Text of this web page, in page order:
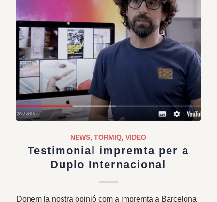
NEWS,TORMIQ,VIDEO
Testimonial impremta per a
Duplo Internacional
Donem la nostra opinió com a impremta a Barcelona